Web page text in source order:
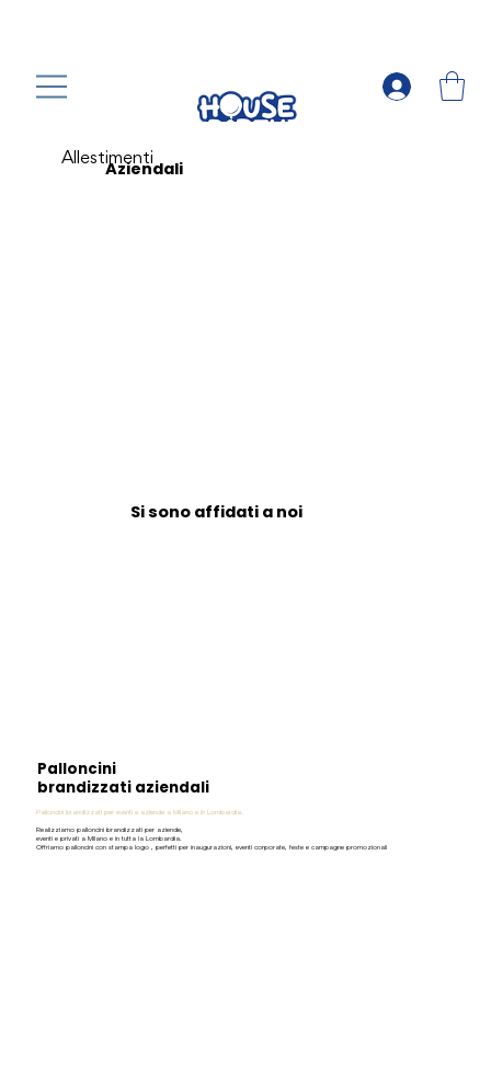
Allestimenti
Aziendali
Si sono affidati a noi
Palloncini
brandizzati aziendali
Palloncini brandizzati per eventi e aziende a Milano e in Lombardia.
Realizziamo palloncini brandizzati per aziende,
eventi e privati a Milano e in tutta la Lombardia.
Offriamo palloncini con stampa logo , perfetti per inaugurazioni, eventi corporate, feste e campagne promozionali